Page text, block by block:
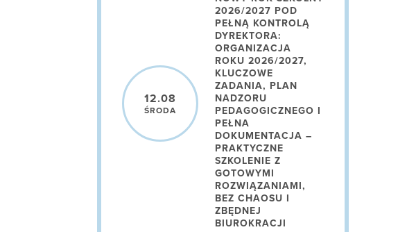
12.08
ŚRODA
2026/2027 POD
PEŁNĄ KONTROLĄ
DYREKTORA:
ORGANIZACJA
ROKU 2026/2027,
KLUCZOWE
ZADANIA, PLAN
NADZORU
PEDAGOGICZNEGO I
PEŁNA
DOKUMENTACJA –
PRAKTYCZNE
SZKOLENIE Z
GOTOWYMI
ROZWIĄZANIAMI,
BEZ CHAOSU I
ZBĘDNEJ
BIUROKRACJI